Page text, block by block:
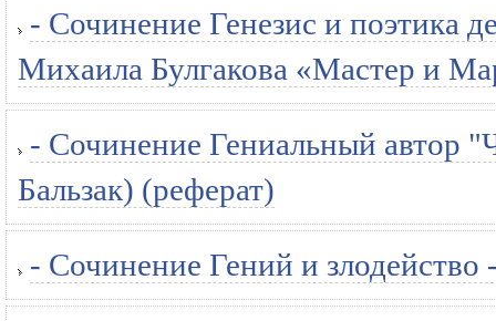
- Сочинение Генезис и поэтика
Михаила Булгакова «Мастер и
- Сочинение Гениальный автор
Бальзак) (реферат)
- Сочинение Гений и